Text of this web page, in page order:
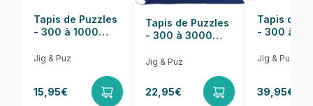
Tapis de Puzzles
- 300 à 1000
Jig & Puz
15,95€
Tapis de Puzzles
- 300 à 3000
Jig & Puz
22,95€
Tapis de
- 300 à
Jig & Puz
39,95€